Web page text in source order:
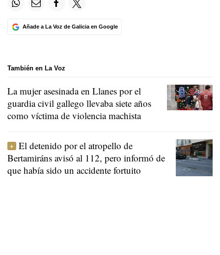
Añade a La Voz de Galicia en Google
También en La Voz
La mujer asesinada en Llanes por el
guardia civil gallego llevaba siete años
como víctima de violencia machista
El detenido por el atropello de
Bertamiráns avisó al 112, pero informó de
que había sido un accidente fortuito